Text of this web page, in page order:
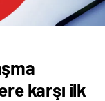
karşı ilk